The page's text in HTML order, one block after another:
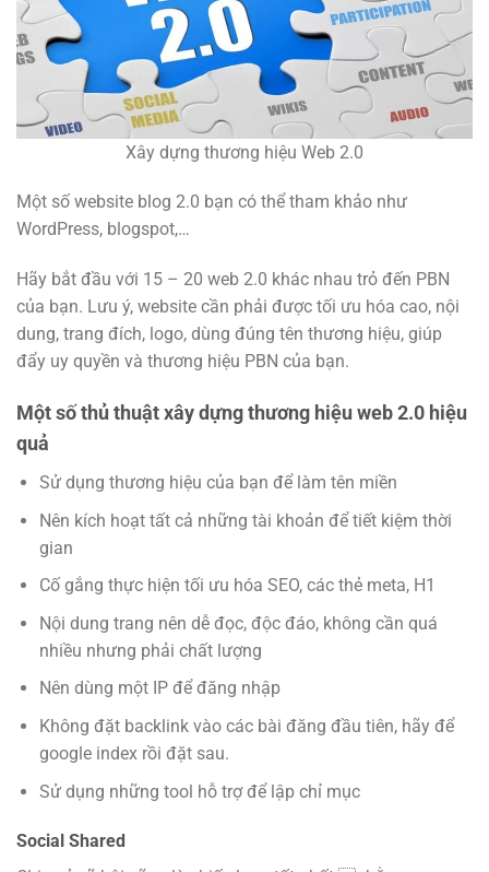
Xây dựng thương hiệu Web 2.0
Một số website blog 2.0 bạn có thể tham khảo như
WordPress, blogspot,…
Hãy bắt đầu với 15 – 20 web 2.0 khác nhau trỏ đến PBN
của bạn. Lưu ý, website cần phải được tối ưu hóa cao, nội
dung, trang đích, logo, dùng đúng tên thương hiệu, giúp
đẩy uy quyền và thương hiệu PBN của bạn.
Một số thủ thuật xây dựng thương hiệu web 2.0 hiệu
quả
Sử dụng thương hiệu của bạn để làm tên miền
Nên kích hoạt tất cả những tài khoản để tiết kiệm thời
gian
Cố gắng thực hiện tối ưu hóa SEO, các thẻ meta, H1
Nội dung trang nên dễ đọc, độc đáo, không cần quá
nhiều nhưng phải chất lượng
Nên dùng một IP để đăng nhập
Không đặt backlink vào các bài đăng đầu tiên, hãy để
google index rồi đặt sau.
Sử dụng những tool hỗ trợ để lập chỉ mục
Social Shared